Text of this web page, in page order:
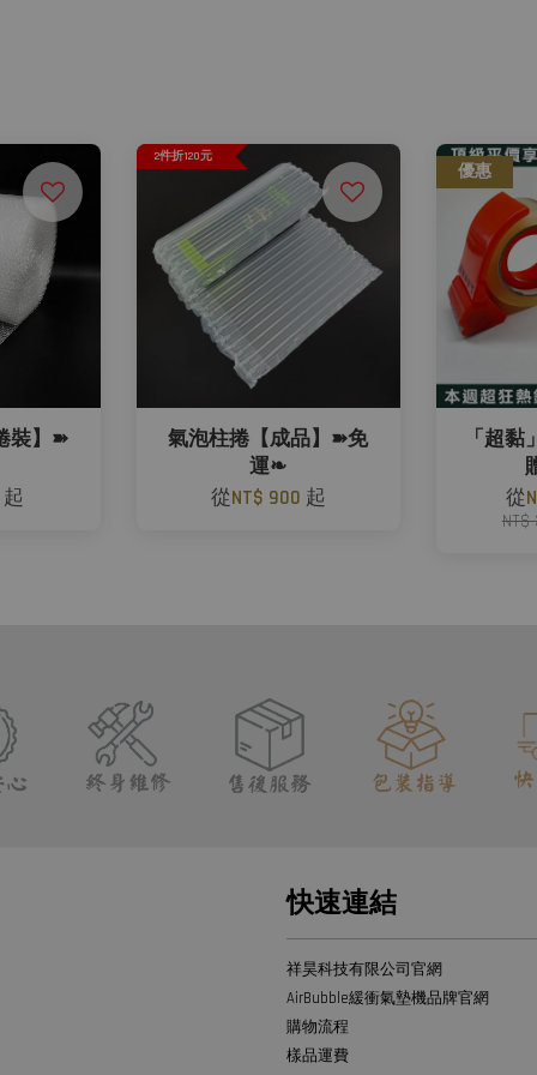
裝】➽
起
2件折120元
氣泡柱捲【成品】➽免
運❧
從NT$ 900 起
優惠
「超
從
快速連結
祥昊科技有限公司官網
AirBubble緩衝氣墊機品牌官網
購物流程
樣品運費